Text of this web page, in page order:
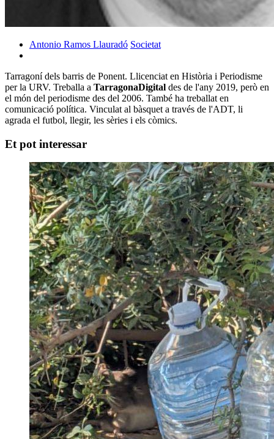
Antonio Ramos Llauradó Societat
Tarragoní dels barris de Ponent. Llicenciat en Història i Periodisme
per la URV. Treballa a TarragonaDigital des de l'any 2019, però en
el món del periodisme des del 2006. També ha treballat en
comunicació política. Vinculat al bàsquet a través de l'ADT, li
agrada el futbol, llegir, les sèries i els còmics.
Et pot interessar